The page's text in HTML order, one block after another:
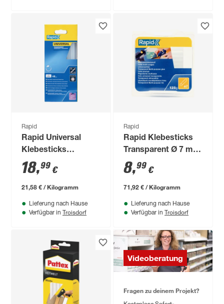
Rapid
Rapid Universal
Klebesticks
Transparent Ø12
mm 880 g 48 Stück
18,99 €
21,58 € / Kilogramm
Lieferung nach Hause
Verfügbar in Troisdorf
Rapid
Rapid Klebesticks
Transparent Ø 7 mm
125 g
8,99 €
71,92 € / Kilogramm
Lieferung nach Hause
Verfügbar in Troisdorf
Videoberatung
Fragen zu deinem Projekt?